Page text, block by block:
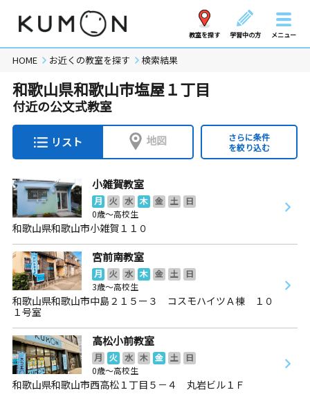
教室を探す 学習中の方 メニュー
HOME お近くの教室を探す 検索結果
和歌山県和歌山市塩屋１丁目
付近の公文式教室
リスト 地図
さらに条件
を絞り込む
小雑賀教室
月 火 水 木 金 土
日
0歳～高校生
和歌山県和歌山市小雑賀１１０
宮前南教室
月 火 水 木 金 土
日
3歳～高校生
和歌山県和歌山市中島２１５ー３ コスモハイツＡ棟 １０
１号室
高松小前教室
月 火 水 木 金 土
日
0歳～高校生
和歌山県和歌山市西高松１丁目５－４ 丸岩ビル１Ｆ